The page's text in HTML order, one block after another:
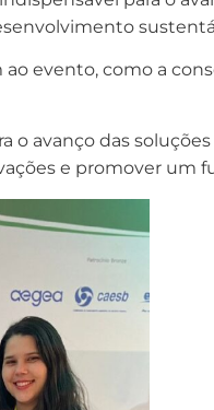
evento, como a
o avanço das
e promover um